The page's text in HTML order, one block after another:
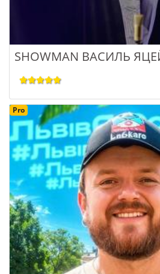
SHOWMAN ВАСИЛЬ
Pro